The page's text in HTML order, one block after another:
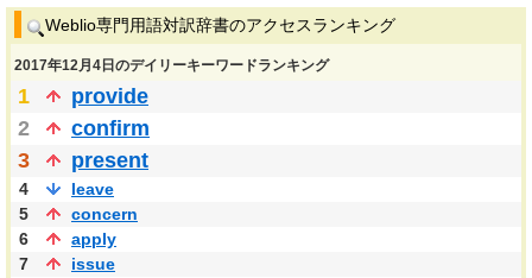
Weblio専門用語対訳辞書のアクセスランキング
2017年12月4日のデイリーキーワードランキング
1
provide
2
confirm
3
present
4
leave
5
concern
6
apply
7
issue